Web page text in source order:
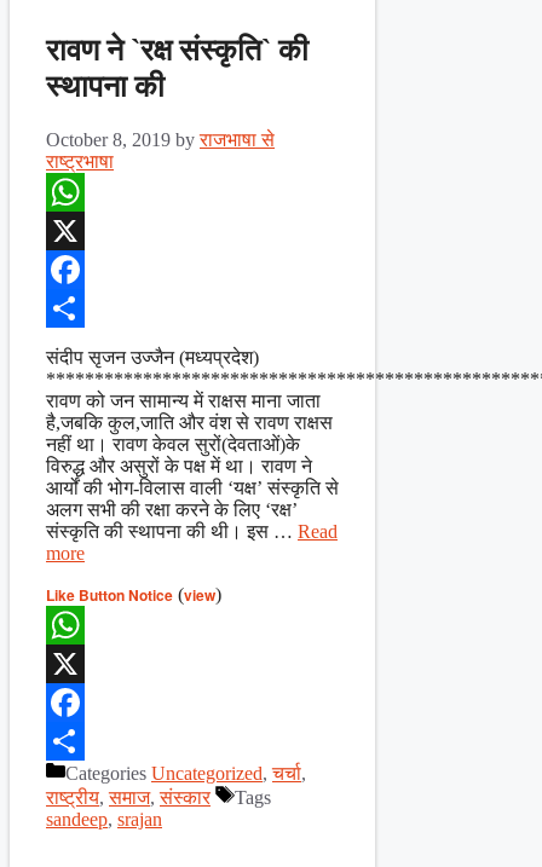
रावण ने `रक्ष संस्कृति` की
स्थापना की
October 8, 2019 byराजभाषा से
राष्ट्रभाषा
WhatsApp
X
Facebook
Share
संदीप सृजन उज्जैन (मध्यप्रदेश)
रावण को जन सामान्य में राक्षस माना जाता
है,जबकि कुल,जाति और वंश से रावण राक्षस
नहीं था। रावण केवल सुरों(देवताओं)के
विरुद्ध और असुरों के पक्ष में था। रावण ने
आर्यों की भोग-विलास वाली ‘यक्ष’ संस्कृति से
अलग सभी की रक्षा करने के लिए ‘रक्ष’
संस्कृति की स्थापना की थी। इस … Read
more
Like Button Notice (view)
WhatsApp
X
Facebook
ShareCategories Uncategorized,चर्चा,
राष्ट्रीय,समाज,संस्कार
Tags
sandeep, srajan